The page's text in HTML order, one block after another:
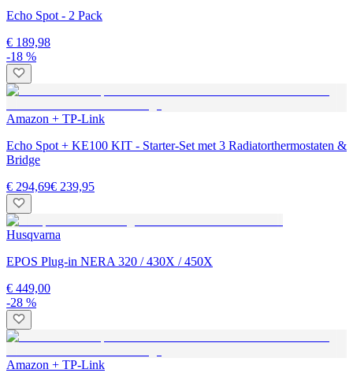
Echo Spot - 2 Pack
€ 189,98
-18 %
Amazon + TP-Link
Echo Spot + KE100 KIT - Starter-Set met 3 Radiatorthermostaten &
Bridge
€ 294,69€ 239,95
Husqvarna
EPOS Plug-in NERA 320 / 430X / 450X
€ 449,00
-28 %
Amazon + TP-Link